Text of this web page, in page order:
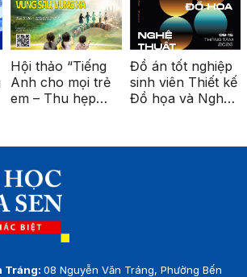
Hội thảo “Tiếng
Anh cho mọi trẻ
em – Thu hẹp
vùng xa”
Đồ án tốt nghiệp
sinh viên Thiết kế
Đồ họa và Nghệ
Metro Bến Thành
Tráng: 08 Nguyễn Văn Tráng, Phường Bến